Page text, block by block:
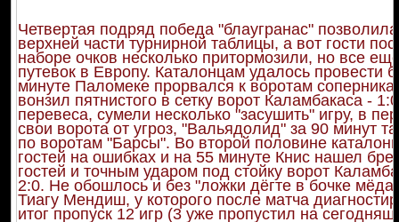
Четвертая подряд победа "блаугранас"
верхней части турнирной таблицы, а вот гости
наборе очков несколько притормозили, но все
путевок в Европу. Каталонцам удалось провести
минуте Паломеке прорвался к воротам
вонзил пятнистого в сетку ворот Каламбакаса -
перевеса, сумели несколько "засушить" игру, в
свои ворота от угроз, "Вальядолид" за 90 минут
по воротам "Барсы". Во второй половине
гостей на ошибках и на 55 минуте Книс нашел
гостей и точным ударом под стойку ворот
2:0. Не обошлось и без "ложки дёгте в бочке
Тиагу Мендиш, у которого после матча
итог пропуск 12 игр (3 уже пропустил на